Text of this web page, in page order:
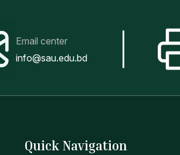
Email center
info@sau.edu.bd
Quick Navigation